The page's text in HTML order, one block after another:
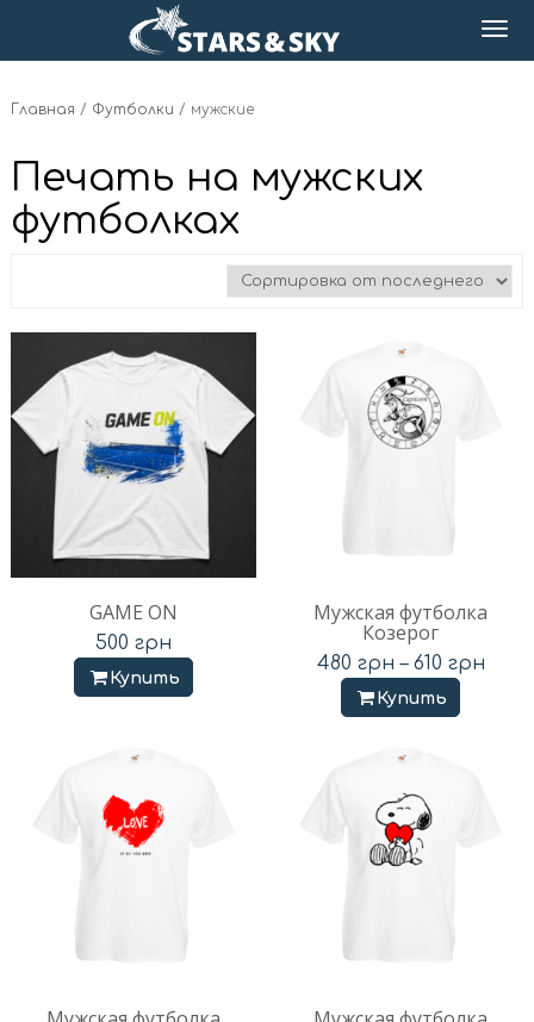
Главная / Футболки / мужские
Печать на мужских
футболках
GAME ON
500 грн
Купить
Мужская футболка
Козерог
480 грн – 610 грн
Купить